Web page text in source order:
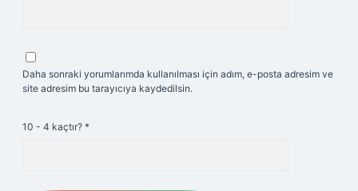
Daha sonraki yorumlarımda kullanılması için adım, e-posta adresim ve
site adresim bu tarayıcıya kaydedilsin.
10 - 4 kaçtır? *